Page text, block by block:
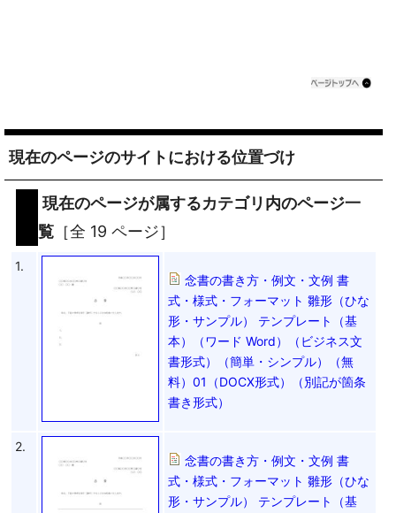
現在のページのサイトにおける位置づけ
現在のページが属するカテゴリ内のページ一
覧 ［全 19 ページ］
1.
念書の書き方・例文・文例 書
式・様式・フォーマット 雛形（ひな
形・サンプル） テンプレート（基
本）（ワード Word）（ビジネス文
書形式）（簡単・シンプル）（無
料）01（DOCX形式）（別記が箇条
書き形式）
2.
念書の書き方・例文・文例 書
式・様式・フォーマット 雛形（ひな
形・サンプル） テンプレート（基